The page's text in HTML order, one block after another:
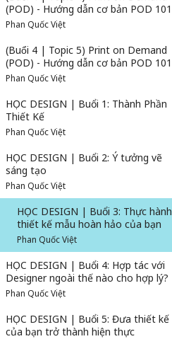
(POD) - Hướng dẫn cơ bản POD 101
Phan Quốc Việt
(Buổi 4 | Topic 5) Print on Demand
(POD) - Hướng dẫn cơ bản POD 101
Phan Quốc Việt
HỌC DESIGN | Buổi 1: Thành Phần
Thiết Kế
Phan Quốc Việt
HỌC DESIGN | Buổi 2: Ý tưởng vẽ
sáng tạo
Phan Quốc Việt
HỌC DESIGN | Buổi 3: Thực hành
thiết kế mẫu hoàn hảo của bạn
Phan Quốc Việt
HỌC DESIGN | Buổi 4: Hợp tác với
Designer ngoài thế nào cho hợp lý?
Phan Quốc Việt
HỌC DESIGN | Buổi 5: Đưa thiết kế
của bạn trở thành hiện thực